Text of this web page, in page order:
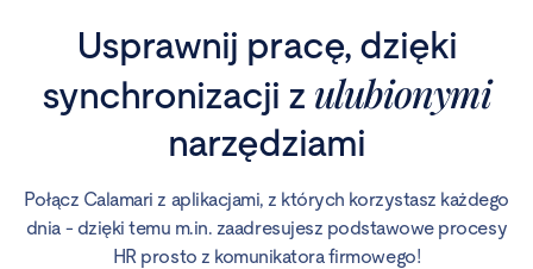
Usprawnij pracę, dzięki
synchronizacji z ulubionymi
narzędziami
Połącz Calamari z aplikacjami, z których korzystasz każdego
dnia - dzięki temu m.in. zaadresujesz podstawowe procesy
HR prosto z komunikatora firmowego!